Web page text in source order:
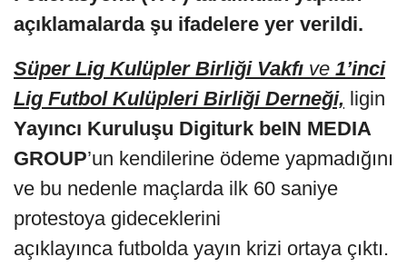
açıklamalarda şu ifadelere yer verildi.
Süper Lig Kulüpler Birliği Vakfı ve 1’inci
Lig Futbol Kulüpleri Birliği Derneği, ligin
Yayıncı Kuruluşu Digiturk beIN MEDIA
GROUP’un kendilerine ödeme yapmadığını
ve bu nedenle maçlarda ilk 60 saniye
protestoya gideceklerini
açıklayınca futbolda yayın krizi ortaya çıktı.